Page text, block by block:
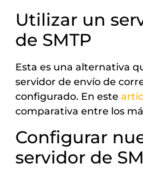
Utilizar un
de SMTP
Esta es una alternativa
servidor de envío de
configurado. En este
comparativa entre los
Configurar
servidor de